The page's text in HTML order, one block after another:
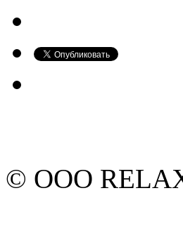
© ООО